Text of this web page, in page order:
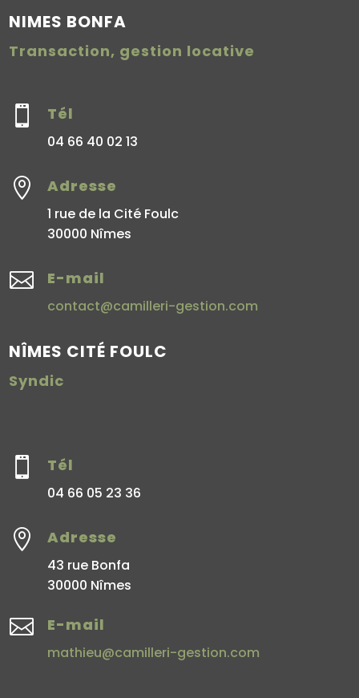
NIMES BONFA
Transaction, gestion locative
 Tél
04 66 40 02 13
 Adresse
1 rue de la Cité Foulc
30000 Nîmes
 E-mail
contact@camilleri-gestion.com
NÎMES CITÉ FOULC
Syndic
 Tél
04 66 05 23 36
 Adresse
43 rue Bonfa
30000 Nîmes
 E-mail
mathieu@camilleri-gestion.com